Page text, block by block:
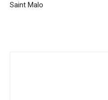
Saint Malo